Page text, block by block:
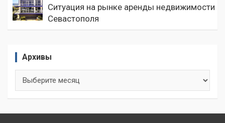
Ситуация на рынке аренды недвижимости
Севастополя
Архивы